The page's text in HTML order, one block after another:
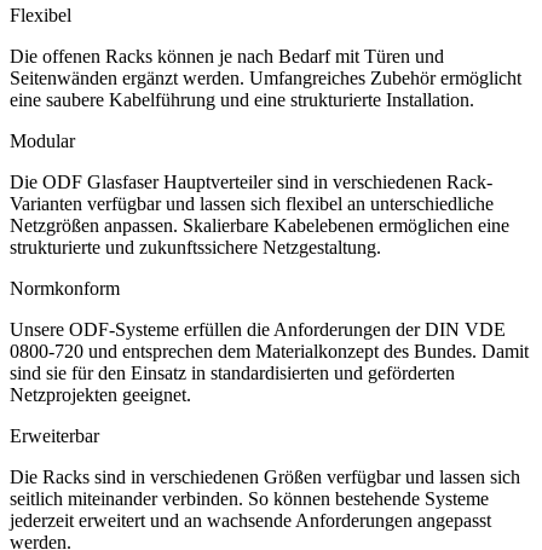
Flexibel
Die offenen Racks können je nach Bedarf mit Türen und
Seitenwänden ergänzt werden. Umfangreiches Zubehör ermöglicht
eine saubere Kabelführung und eine strukturierte Installation.
Modular
Die ODF Glasfaser Hauptverteiler sind in verschiedenen Rack-
Varianten verfügbar und lassen sich flexibel an unterschiedliche
Netzgrößen anpassen. Skalierbare Kabelebenen ermöglichen eine
strukturierte und zukunftssichere Netzgestaltung.
Normkonform
Unsere ODF-Systeme erfüllen die Anforderungen der DIN VDE
0800-720 und entsprechen dem Materialkonzept des Bundes. Damit
sind sie für den Einsatz in standardisierten und geförderten
Netzprojekten geeignet.
Erweiterbar
Die Racks sind in verschiedenen Größen verfügbar und lassen sich
seitlich miteinander verbinden. So können bestehende Systeme
jederzeit erweitert und an wachsende Anforderungen angepasst
werden.